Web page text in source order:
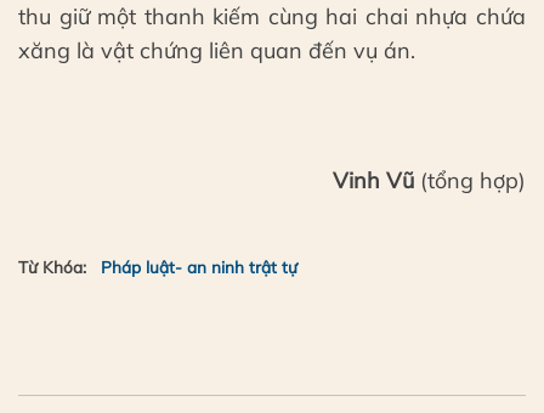
thu giữ một thanh kiếm cùng hai chai nhựa chứa
xăng là vật chứng liên quan đến vụ án.
Vinh Vũ (tổng hợp)
Từ Khóa: Pháp luật- an ninh trật tự